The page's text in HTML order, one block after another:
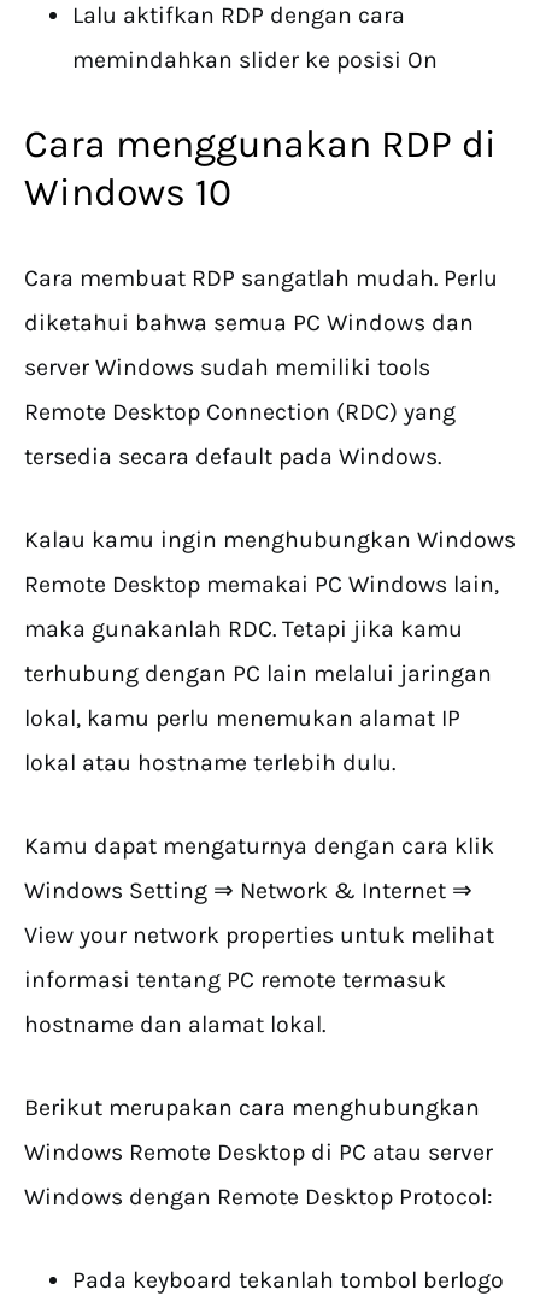
Lalu aktifkan RDP dengan cara
memindahkan slider ke posisi On
Cara menggunakan RDP di
Windows 10
Cara membuat RDP sangatlah mudah. Perlu
diketahui bahwa semua PC Windows dan
server Windows sudah memiliki tools
Remote Desktop Connection (RDC) yang
tersedia secara default pada Windows.
Kalau kamu ingin menghubungkan Windows
Remote Desktop memakai PC Windows lain,
maka gunakanlah RDC. Tetapi jika kamu
terhubung dengan PC lain melalui jaringan
lokal, kamu perlu menemukan alamat IP
lokal atau hostname terlebih dulu.
Kamu dapat mengaturnya dengan cara klik
Windows Setting ⇒ Network & Internet ⇒
View your network properties untuk melihat
informasi tentang PC remote termasuk
hostname dan alamat lokal.
Berikut merupakan cara menghubungkan
Windows Remote Desktop di PC atau server
Windows dengan Remote Desktop Protocol:
Pada keyboard tekanlah tombol berlogo